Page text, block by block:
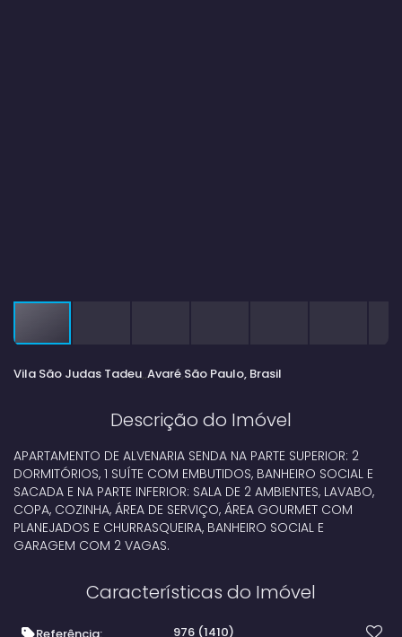
Vila São Judas Tadeu Avaré São Paulo, Brasil
Descrição do Imóvel
APARTAMENTO DE ALVENARIA SENDA NA PARTE SUPERIOR: 2
DORMITÓRIOS, 1 SUÍTE COM EMBUTIDOS, BANHEIRO SOCIAL E
SACADA E NA PARTE INFERIOR: SALA DE 2 AMBIENTES, LAVABO,
COPA, COZINHA, ÁREA DE SERVIÇO, ÁREA GOURMET COM
PLANEJADOS E CHURRASQUEIRA, BANHEIRO SOCIAL E
GARAGEM COM 2 VAGAS.
Características do Imóvel
976 (1410)